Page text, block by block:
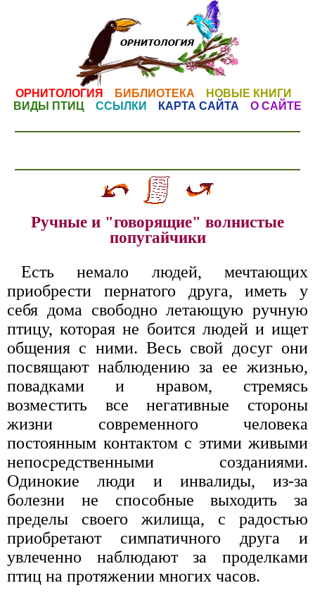
ОРНИТОЛОГИЯ БИБЛИОТЕКА
НОВЫЕ КНИГИ
ВИДЫ ПТИЦ
ССЫЛКИ КАРТА САЙТА О САЙТЕ
Ручные и "говорящие" волнистые
попугайчики
Есть немало людей, мечтающих
приобрести пернатого друга, иметь у
себя дома свободно летающую ручную
птицу, которая не боится людей и ищет
общения с ними. Весь свой досуг они
посвящают наблюдению за ее жизнью,
повадками и нравом, стремясь
возместить все негативные стороны
жизни современного человека
постоянным контактом с этими живыми
непосредственными созданиями.
Одинокие люди и инвалиды, из-за
болезни не способные выходить за
пределы своего жилища, с радостью
приобретают симпатичного друга и
увлеченно наблюдают за проделками
птиц на протяжении многих часов.